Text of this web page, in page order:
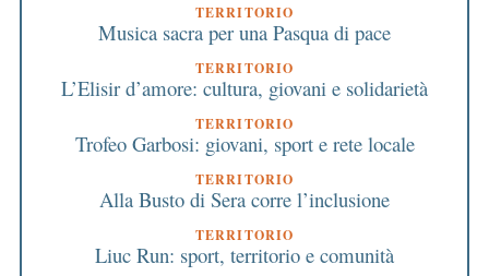
TERRITORIO
Musica sacra per una Pasqua di pace
TERRITORIO
L’Elisir d’amore: cultura, giovani e solidarietà
TERRITORIO
Trofeo Garbosi: giovani, sport e rete locale
TERRITORIO
Alla Busto di Sera corre l’inclusione
TERRITORIO
Liuc Run: sport, territorio e comunità